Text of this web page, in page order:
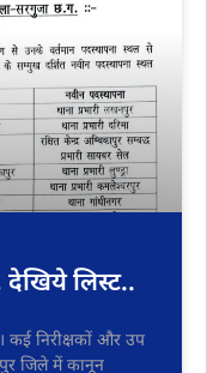
लिस्ट..
कई निरीक्षकों और उप
जिले में कानून